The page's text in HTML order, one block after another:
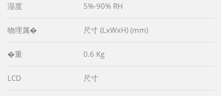
湿度 5%-90% RH
物理属� 尺寸 (LxWxH) (mm)
�重 0.6 Kg
LCD 尺寸